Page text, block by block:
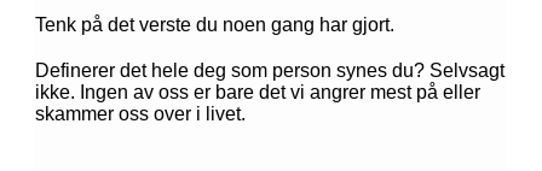
Tenk på det verste du noen gang har gjort.
Definerer det hele deg som person synes du? Selvsagt
ikke. Ingen av oss er bare det vi angrer mest på eller
skammer oss over i livet.